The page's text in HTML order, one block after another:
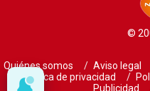
©
Quiénes somos Aviso legal
Política de privacidad
Publicidad